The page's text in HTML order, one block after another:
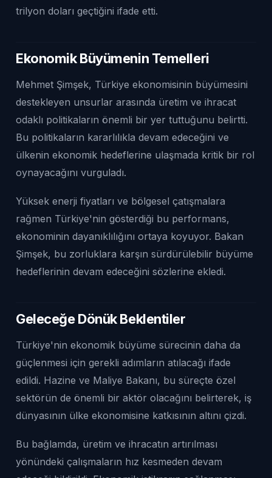
trilyon doları geçtiğini ifade etti.
Ekonomik Büyümenin Temelleri
Mehmet Şimşek, Türkiye ekonomisinin büyümesini
destekleyen unsurlar arasında üretim ve ihracat
odaklı politikaların önemli bir yer tuttuğunu belirtti.
Bu politikaların kararlılıkla devam edeceğini ve
ülkenin ekonomik hedeflerine ulaşmada kritik bir rol
oynayacağını vurguladı.
Yüksek enerji fiyatları ve bölgesel çatışmalara
rağmen Türkiye'nin gösterdiği bu performans,
ekonominin dayanıklılığını ortaya koyuyor. Bakan
Şimşek, bu zorluklara karşın sürdürülebilir büyüme
hedeflerinin devam edeceğini sözlerine ekledi.
Geleceğe Dönük Beklentiler
Türkiye'nin ekonomik büyüme sürecinin daha da
güçlenmesi için gerekli adımların atılacağı ifade
edildi. Hazine ve Maliye Bakanı, bu süreçte özel
sektörün de önemli bir aktör olacağını belirterek, iş
dünyasının ülke ekonomisine katkısının altını çizdi.
Bu bağlamda, üretim ve ihracatın artırılması
yönündeki çalışmaların hız kesmeden devam